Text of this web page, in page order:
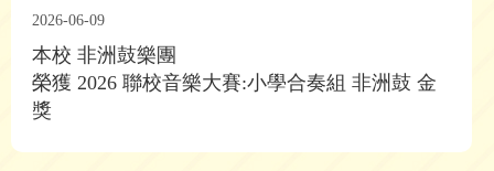
升中資訊
入學申請
家長教師會
2026-06-09
本校 非洲鼓樂團
榮獲 2026 聯校音樂大賽:小學合奏組 非洲鼓 金
獎